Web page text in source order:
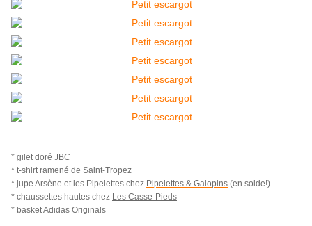
* gilet doré JBC
* t-shirt ramené de Saint-Tropez
* jupe Arsène et les Pipelettes chez Pipelettes & Galopins (en solde!)
* chaussettes hautes chez Les Casse-Pieds
* basket Adidas Originals